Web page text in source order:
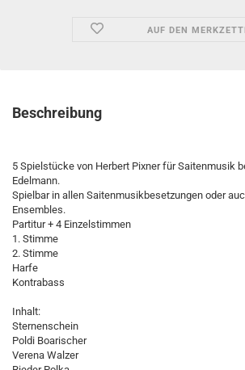
AUF DEN
Beschreibung
5 Spielstücke von Herbert Pixner für Saitenmusik
Edelmann.
Spielbar in allen Saitenmusikbesetzungen oder
Ensembles.
Partitur + 4 Einzelstimmen
1. Stimme
2. Stimme
Harfe
Kontrabass
Inhalt:
Sternenschein
Poldi Boarischer
Verena Walzer